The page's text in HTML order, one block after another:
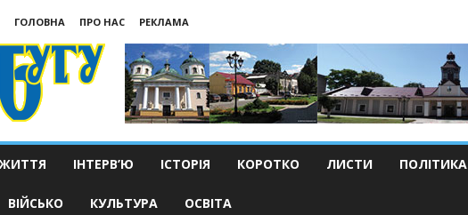
ГОЛОВНА ПРО НАС
РЕКЛАМА
ІНТЕРВ’Ю ІСТОРІЯ КОРОТКО ЛИСТИ ПОЛІТИКА
ВІЙСЬКО КУЛЬТУРА ОСВІТА